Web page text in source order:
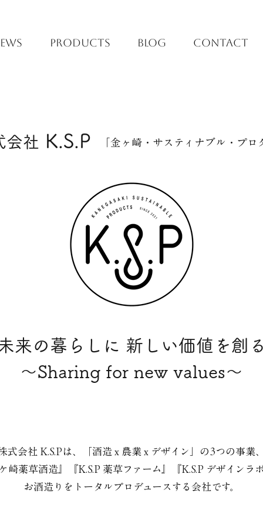
PRODUCTS BLOG CONTACT
会社 K.S.P 「金ヶ崎・サスティナブル・プロ
来の暮らしに 新しい価値を創る
​〜Sharing for new values〜
式会社 K.S.Pは、「酒造 x 農業 x デザイン」の3つの事業、
崎薬草酒造 』『K.S.P 薬草ファーム 』『K.S.P デザインラ
お酒造りをトータルプロデュースする会社です。